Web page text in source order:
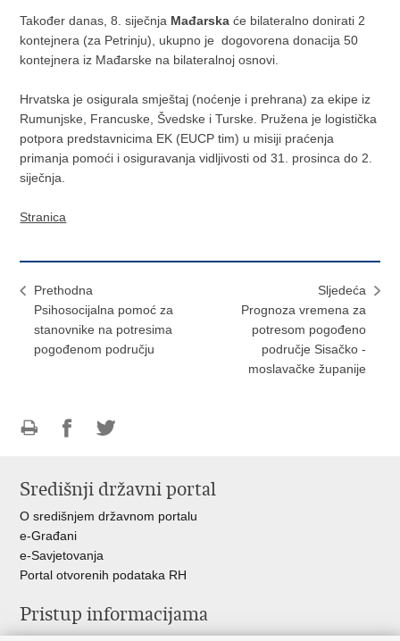
Također danas, 8. siječnja Mađarska će bilateralno donirati 2
kontejnera (za Petrinju), ukupno je dogovorena donacija 50
kontejnera iz Mađarske na bilateralnoj osnovi.
Hrvatska je osigurala smještaj (noćenje i prehrana) za ekipe iz
Rumunjske, Francuske, Švedske i Turske. Pružena je logistička
potpora predstavnicima EK (EUCP tim) u misiji praćenja
primanja pomoći i osiguravanja vidljivosti od 31. prosinca do 2.
siječnja.
Stranica
Prethodna
Psihosocijalna pomoć za
stanovnike na potresima
pogođenom području
Sljedeća
Prognoza vremena za
potresom pogođeno
područje Sisačko -
moslavačke županije
FacebookuTwitteru
Središnji državni portal
O središnjem državnom portalu
e-Građani
e-Savjetovanja
Portal otvorenih podataka RH
Pristup informacijama